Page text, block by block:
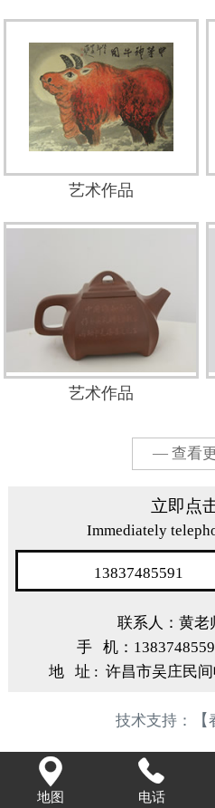
艺术作品
艺术作品
— 查看
立即点
Immediately
13837485591
联系人：黄老
手 机：
地 址 : 许昌市吴庄民间
技术支持：

地图

电话